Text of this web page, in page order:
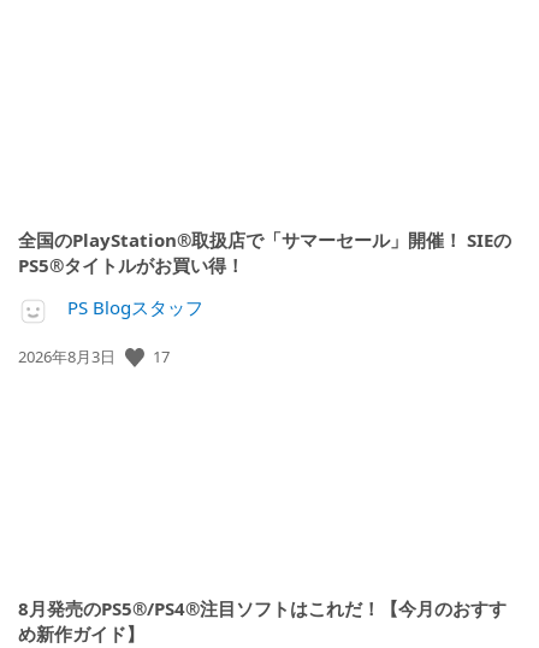
全国のPlayStation®取扱店で「サマーセール」開催！ SIEの
PS5®タイトルがお買い得！
PS Blogスタッフ
公
2026年8月3日 17
8月発売のPS5®/PS4®注目ソフトはこれだ！【今月のおすす
め新作ガイド】